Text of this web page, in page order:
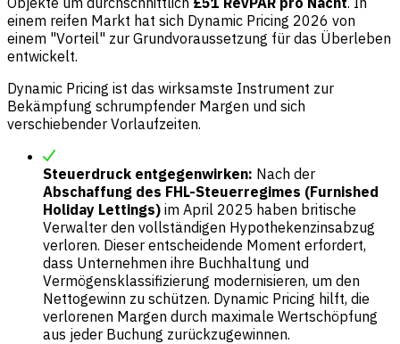
einem reifen Markt hat sich Dynamic Pricing 2026 von
einem "Vorteil" zur Grundvoraussetzung für das Überleben
entwickelt.
Dynamic Pricing ist das wirksamste Instrument zur
Bekämpfung schrumpfender Margen und sich
verschiebender Vorlaufzeiten.
Steuerdruck entgegenwirken: Nach der
Abschaffung des FHL-Steuerregimes (Furnished
Holiday Lettings) im April 2025 haben britische
Verwalter den vollständigen Hypothekenzinsabzug
verloren. Dieser entscheidende Moment erfordert,
dass Unternehmen ihre Buchhaltung und
Vermögensklassifizierung modernisieren, um den
Nettogewinn zu schützen. Dynamic Pricing hilft, die
verlorenen Margen durch maximale Wertschöpfung
aus jeder Buchung zurückzugewinnen.